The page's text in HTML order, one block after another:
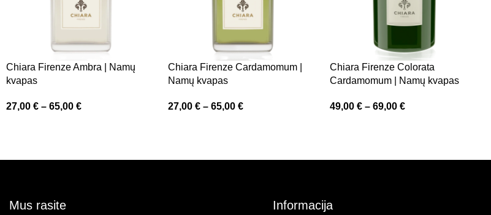
Chiara Firenze Ambra | Namų
kvapas
27,00 € – 65,00 €
Chiara Firenze Cardamomum |
Namų kvapas
27,00 € – 65,00 €
Chiara Firenze Colorata
Cardamomum | Namų kvapas
49,00 € – 69,00 €
Mus rasite Informacija